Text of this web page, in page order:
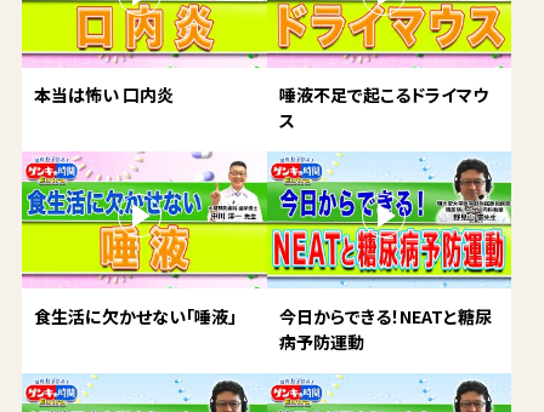
本当は怖い 口内炎
唾液不足で起こるドライマウ
ス
食生活に欠かせない「唾液」
今日からできる！NEATと糖尿
病予防運動